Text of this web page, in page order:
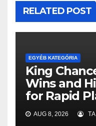
RELATED POST
EGYÉB KATEGÓRIA
King
Wins and
for Rapid
AUG 8, 2026